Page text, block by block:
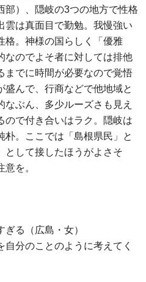
部）、隠岐の3つの地方で性格
雲は真面目で勤勉。我慢強い
格。神様の国らしく「優雅
なのでよそ者に対しては排他
までに時間が必要なので覚悟
盛んで、行商などで他地域と
ぶん、多少ルーズさも見え
ので付き合いはラク。隠岐は
。ここでは「島根県民」と
として接したほうがよさそ
を。
ぎる（広島・女）
自分のことのように考えてく